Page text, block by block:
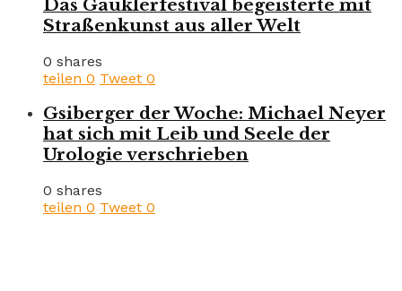
Das Gauklerfestival begeisterte mit
Straßenkunst aus aller Welt
0 shares
teilen 0 Tweet 0
Gsiberger der Woche: Michael Neyer
hat sich mit Leib und Seele der
Urologie verschrieben
0 shares
teilen 0 Tweet 0